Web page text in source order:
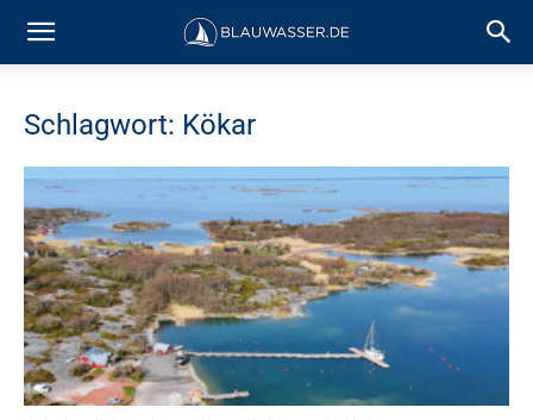
Schlagwort: Kökar